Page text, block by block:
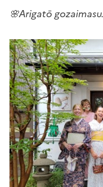
🌸Arigatō